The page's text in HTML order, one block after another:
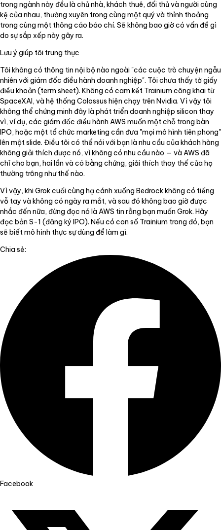
trong ngành này đều là chủ nhà, khách thuê, đối thủ và người cùng
kệ của nhau, thường xuyên trong cùng một quý và thỉnh thoảng
trong cùng một thông cáo báo chí. Sẽ không bao giờ có vấn đề gì
do sự sắp xếp này gây ra.
Lưu ý giúp tôi trung thực
Tôi không có thông tin nội bộ nào ngoài "các cuộc trò chuyện ngẫu
nhiên với giám đốc điều hành doanh nghiệp". Tôi chưa thấy tờ giấy
điều khoản (term sheet). Không có cam kết Trainium công khai từ
SpaceXAI, và hệ thống Colossus hiện chạy trên Nvidia. Vì vậy tôi
không thể chứng minh đây là phát triển doanh nghiệp silicon thay
vì, ví dụ, các giám đốc điều hành AWS muốn một chỗ trong bàn
IPO, hoặc một tổ chức marketing cần đưa "mọi mô hình tiên phong"
lên một slide. Điều tôi có thể nói với bạn là nhu cầu của khách hàng
không giải thích được nó, vì không có nhu cầu nào — và AWS đã
chỉ cho bạn, hai lần và có bằng chứng, giải thích thay thế của họ
thường trông như thế nào.
Vì vậy, khi Grok cuối cùng hạ cánh xuống Bedrock không có tiếng
vỗ tay và không có ngày ra mắt, và sau đó không bao giờ được
nhắc đến nữa, đừng đọc nó là AWS tin rằng bạn muốn Grok. Hãy
đọc bản S-1 (đăng ký IPO). Nếu có con số Trainium trong đó, bạn
sẽ biết mô hình thực sự dùng để làm gì.
Chia sẻ:
Facebook